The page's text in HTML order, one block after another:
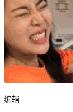
编辑